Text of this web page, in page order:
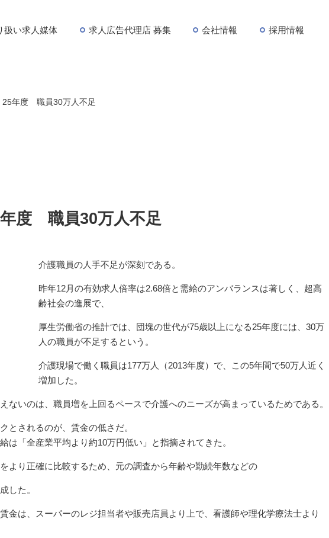
扱い求人媒体 求人広告代理店 募集 会社情報 採用情報
25年度 職員30万人不足
年度 職員30万人不足
介護職員の人手不足が深刻である。
昨年12月の有効求人倍率は2.68倍と需給のアンバランスは著しく、超高
齢社会の進展で、
厚生労働省の推計では、団塊の世代が75歳以上になる25年度には、30万
人の職員が不足するという。
介護現場で働く職員は177万人（2013年度）で、この5年間で50万人近く
増加した。
ないのは、職員増を上回るペースで介護へのニーズが高まっているためである。
とされるのが、賃金の低さだ。
は「全産業平均より約10万円低い」と指摘されてきた。
より正確に比較するため、元の調査から年齢や勤続年数などの
した。
金は、スーパーのレジ担当者や販売店員より上で、看護師や理化学療法士より